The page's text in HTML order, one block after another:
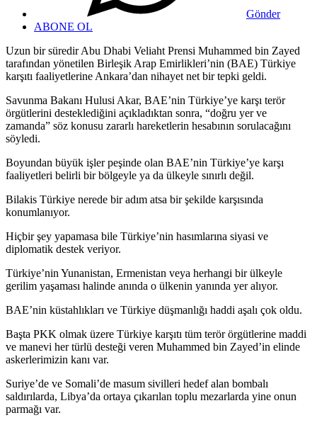
Gönder
ABONE OL
Uzun bir süredir Abu Dhabi Veliaht Prensi Muhammed bin Zayed
tarafından yönetilen Birleşik Arap Emirlikleri’nin (BAE) Türkiye
karşıtı faaliyetlerine Ankara’dan nihayet net bir tepki geldi.
Savunma Bakanı Hulusi Akar, BAE’nin Türkiye’ye karşı terör
örgütlerini desteklediğini açıkladıktan sonra, “doğru yer ve
zamanda” söz konusu zararlı hareketlerin hesabının sorulacağını
söyledi.
Boyundan büyük işler peşinde olan BAE’nin Türkiye’ye karşı
faaliyetleri belirli bir bölgeyle ya da ülkeyle sınırlı değil.
Bilakis Türkiye nerede bir adım atsa bir şekilde karşısında
konumlanıyor.
Hiçbir şey yapamasa bile Türkiye’nin hasımlarına siyasi ve
diplomatik destek veriyor.
Türkiye’nin Yunanistan, Ermenistan veya herhangi bir ülkeyle
gerilim yaşaması halinde anında o ülkenin yanında yer alıyor.
BAE’nin küstahlıkları ve Türkiye düşmanlığı haddi aşalı çok oldu.
Başta PKK olmak üzere Türkiye karşıtı tüm terör örgütlerine maddi
ve manevi her türlü desteği veren Muhammed bin Zayed’in elinde
askerlerimizin kanı var.
Suriye’de ve Somali’de masum sivilleri hedef alan bombalı
saldırılarda, Libya’da ortaya çıkarılan toplu mezarlarda yine onun
parmağı var.